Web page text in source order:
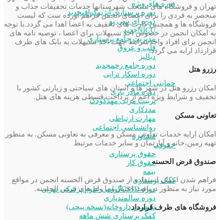
دوره های ویژه
دوره پرستاری آنژیوگرافیجدید
دوره آی سی یو
NICUجدید
مدیریت جامع پرستاری
قلب و عروق
دیالیز
دوره جامع زخمجدید
دوره اسکار تراپی
حمایتی اجتماعی
دوره مادر یاری
تربیت مربی مهدکودک
مددکاری
مهارت ارتباطی
روانشناسی اجتماعی
مشاوره
حقوقی
حقوق پرستاری
حقوق کار
بیمه
کمک پرستاری
دوره CSSD
گواهی علوم پزشکی تهران
دوره سالمندیاری
تکنسین داروخانه(نسخه پیچی)
کمک پرستاری شش ماهه
تهران و فروشگاه های منتخب شهرستانها خدمات تخفیفات جذاب و
منحصر به فردی را برای اعضای انجمن فراهم آورده ست که لیست
فروشگاه ها و همچنین کارت های تخفیف به اعضا اهدا می گردد.با توجه
به امکان انجمن در خصوص اخذ تسیهلات برای اعضا ، توصیه نامه های
انجمن برای افراد واجدشرایط جهت اخذ تسیهلات به بانک های طرف
قرارداد ارایه می گردد.
رزرو هتل
امکان رزرو هتل در شهر ها و استان های سیاحتی و زیارتی کشور با
تخفیف و شرایط ویژه اعم از پرداخت قسطی هزینه های هتل.
تعاونی مسکن
امکان ارایه خدمات تعاونی مسکن و معرفی به تعاونی مسکن. به منظور
تهیه زمین،خانه و آپارتمان و سایر خدمات مرتبط
صندوق قرض الحسنه
فراهم شدن امکان استفاده از صندوق قرض الحسنه انجمن در مواقع
مورد نیاز به منظور دریافت اعتبار و یا وام های قرض الحسنه.
فروشگاه های طرف قرارداد